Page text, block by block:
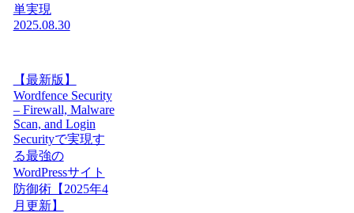
単実現
2025.08.30
【最新版】
Wordfence Security
– Firewall, Malware
Scan, and Login
Securityで実現す
る最強の
WordPressサイト
防御術【2025年4
月更新】